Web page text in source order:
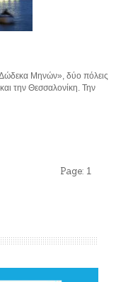
Μηνών», δύο πόλεις
την Θεσσαλονίκη. Την
Page: 1